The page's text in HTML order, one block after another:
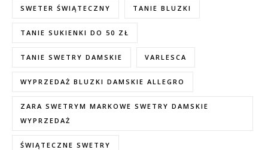
SWETER ŚWIĄTECZNY TANIE BLUZKI
TANIE SUKIENKI DO 50 ZŁ
TANIE SWETRY DAMSKIE VARLESCA
WYPRZEDAŻ BLUZKI DAMSKIE ALLEGRO
ZARA SWETRYM MARKOWE SWETRY DAMSKIE
WYPRZEDAŻ
ŚWIĄTECZNE SWETRY